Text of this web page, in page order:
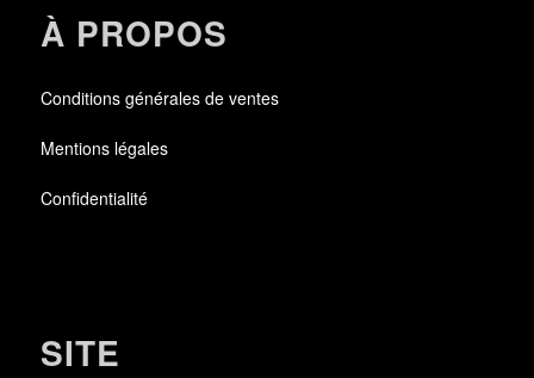
À PROPOS
Conditions générales de ventes
Mentions légales
Confidentialité
SITE